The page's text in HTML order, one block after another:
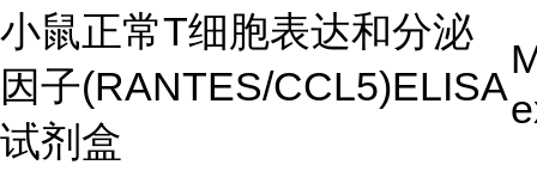
小鼠正常T细胞表达和分泌
因子(RANTES/CCL5)ELISA
试剂盒